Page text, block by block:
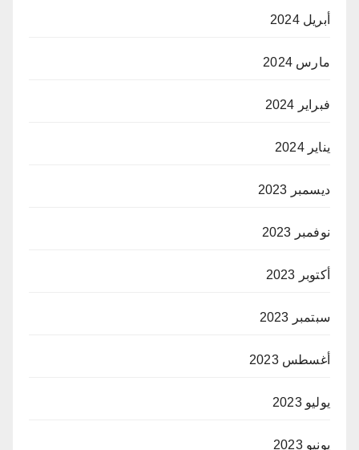
أبريل 2024
مارس 2024
فبراير 2024
يناير 2024
ديسمبر 2023
نوفمبر 2023
أكتوبر 2023
سبتمبر 2023
أغسطس 2023
يوليو 2023
يونيو 2023